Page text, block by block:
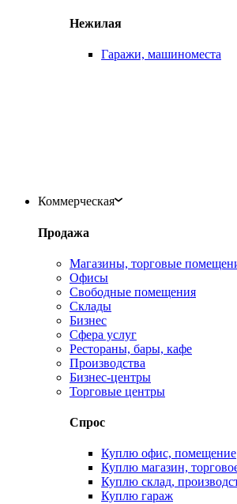
Нежилая
Гаражи, машиноместа
Коммерческая
Продажа
Магазины, торговые
Офисы
Свободные помещения
Склады
Бизнес
Сфера услуг
Рестораны, бары, кафе
Производства
Бизнес-центры
Торговые центры
Спрос
Куплю офис, помещение
Куплю магазин,
Куплю склад,
Куплю гараж